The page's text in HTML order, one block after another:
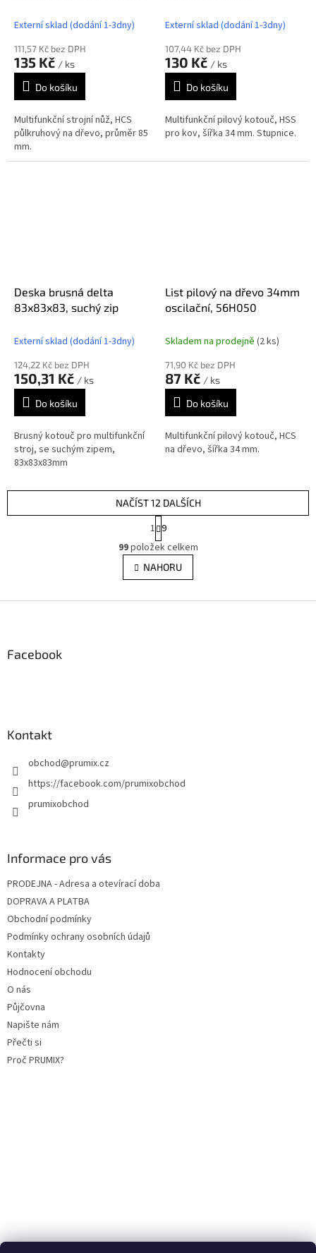
Externí sklad (dodání 1-3dny)
111,57 Kč bez DPH
135 Kč / ks
Do košíku
Multifunkční strojní nůž, HCS
půlkruhový na dřevo, průměr 85
mm.
Externí sklad (dodání 1-3dny)
107,44 Kč bez DPH
130 Kč / ks
Do košíku
Multifunkční pilový kotouč, HSS
pro kov, šířka 34 mm. Stupnice.
Deska brusná delta
83x83x83, suchý zip
Externí sklad (dodání 1-3dny)
124,22 Kč bez DPH
150,31 Kč / ks
Do košíku
Brusný kotouč pro multifunkční
stroj, se suchým zipem,
83x83x83mm
List pilový na dřevo 34mm
oscilační, 56H050
Skladem na prodejně (2 ks)
71,90 Kč bez DPH
87 Kč / ks
Do košíku
Multifunkční pilový kotouč, HCS
na dřevo, šířka 34 mm.
O
v
l
á
u
NAČÍST 12 DALŠÍCH
t
r
á
n
k
v
1 9
99položek celkem
NAHORU
Facebook
Kontakt
obchod@prumix.cz
https://facebook.com/prumixobchod
prumixobchod
Informace pro vás
PRODEJNA - Adresa a otevírací doba
DOPRAVA A PLATBA
Obchodní podmínky
Podmínky ochrany osobních údajů
Kontakty
Hodnocení obchodu
O nás
Půjčovna
Napište nám
Přečti si
Proč PRUMIX?